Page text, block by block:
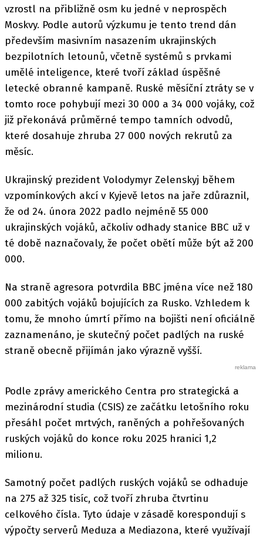
vzrostl na přibližně osm ku jedné v neprospěch
Moskvy. Podle autorů výzkumu je tento trend dán
především masivním nasazením ukrajinských
bezpilotních letounů, včetně systémů s prvkami
umělé inteligence, které tvoří základ úspěšné
letecké obranné kampaně. Ruské měsíční ztráty se v
tomto roce pohybují mezi 30 000 a 34 000 vojáky, což
již překonává průměrné tempo tamních odvodů,
které dosahuje zhruba 27 000 nových rekrutů za
měsíc.
Ukrajinský prezident Volodymyr Zelenskyj během
vzpomínkových akcí v Kyjevě letos na jaře zdůraznil,
že od 24. února 2022 padlo nejméně 55 000
ukrajinských vojáků, ačkoliv odhady stanice BBC už v
té době naznačovaly, že počet obětí může být až 200
000.
Na straně agresora potvrdila BBC jména více než 180
000 zabitých vojáků bojujících za Rusko. Vzhledem k
tomu, že mnoho úmrtí přímo na bojišti není oficiálně
zaznamenáno, je skutečný počet padlých na ruské
straně obecně přijímán jako výrazně vyšší.
Podle zprávy amerického Centra pro strategická a
mezinárodní studia (CSIS) ze začátku letošního roku
přesáhl počet mrtvých, raněných a pohřešovaných
ruských vojáků do konce roku 2025 hranici 1,2
milionu.
Samotný počet padlých ruských vojáků se odhaduje
na 275 až 325 tisíc, což tvoří zhruba čtvrtinu
celkového čísla. Tyto údaje v zásadě korespondují s
výpočty serverů Meduza a Mediazona, které využívají